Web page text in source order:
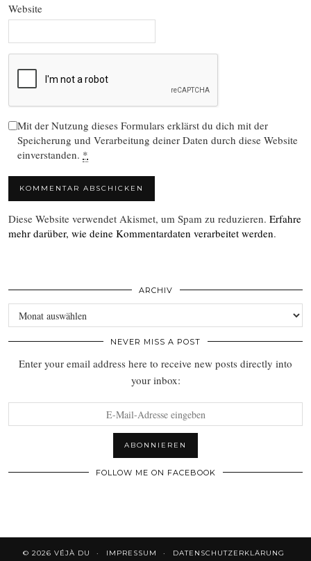
Website
Mit der Nutzung dieses Formulars erklärst du dich mit der
Speicherung und Verarbeitung deiner Daten durch diese Website
einverstanden. *
Diese Website verwendet Akismet, um Spam zu reduzieren. Erfahre
mehr darüber, wie deine Kommentardaten verarbeitet werden.
ARCHIV
Archiv
NEVER MISS A POST
Enter your email address here to receive new posts directly into
your inbox:
FOLLOW ME ON FACEBOOK
© 2026 VÉJÀ DU IMPRESSUM
DATENSCHUTZERKLÄRUNG